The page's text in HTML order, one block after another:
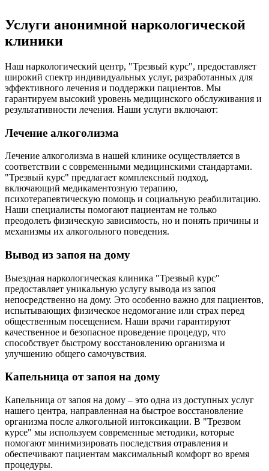
Услуги анонимной наркологической
клиники
Наш наркологический центр, "Трезвый курс", предоставляет
широкий спектр индивидуальных услуг, разработанных для
эффективного лечения и поддержки пациентов. Мы
гарантируем высокий уровень медицинского обслуживания и
результативности лечения. Наши услуги включают:
Лечение алкоголизма
Лечение алкоголизма в нашей клинике осуществляется в
соответствии с современными медицинскими стандартами.
"Трезвый курс" предлагает комплексный подход,
включающий медикаментозную терапию,
психотерапевтическую помощь и социальную реабилитацию.
Наши специалисты помогают пациентам не только
преодолеть физическую зависимость, но и понять причины и
механизмы их алкогольного поведения.
Вывод из запоя на дому
Выездная наркологическая клиника "Трезвый курс"
предоставляет уникальную услугу вывода из запоя
непосредственно на дому. Это особенно важно для пациентов,
испытывающих физическое недомогание или страх перед
общественным посещением. Наши врачи гарантируют
качественное и безопасное проведение процедур, что
способствует быстрому восстановлению организма и
улучшению общего самочувствия.
Капельница от запоя на дому
Капельница от запоя на дому – это одна из доступных услуг
нашего центра, направленная на быстрое восстановление
организма после алкогольной интоксикации. В "Трезвом
курсе" мы используем современные методики, которые
помогают минимизировать последствия отравления и
обеспечивают пациентам максимальный комфорт во время
процедуры.